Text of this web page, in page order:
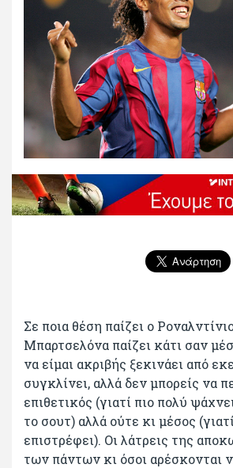
Σε ποια θέση παίζει ο
Μπαρτσελόνα παίζει κάτι σαν
να είμαι ακριβής ξεκινάει από
συγκλίνει, αλλά δεν μπορείς να
επιθετικός (γιατί πιο πολύ
το σουτ) αλλά ούτε κι μέσος
επιστρέφει). Οι λάτρεις της
των πάντων κι όσοι αρέσκονται